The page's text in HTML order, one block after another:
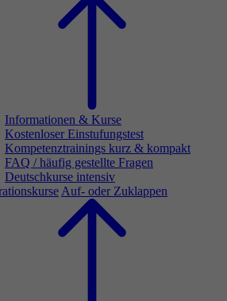
Informationen & Kurse
Kostenloser Einstufungstest
Kompetenztrainings kurz & kompakt
FAQ / häufig gestellte Fragen
Deutschkurse intensiv
Auf- oder Zuklappen